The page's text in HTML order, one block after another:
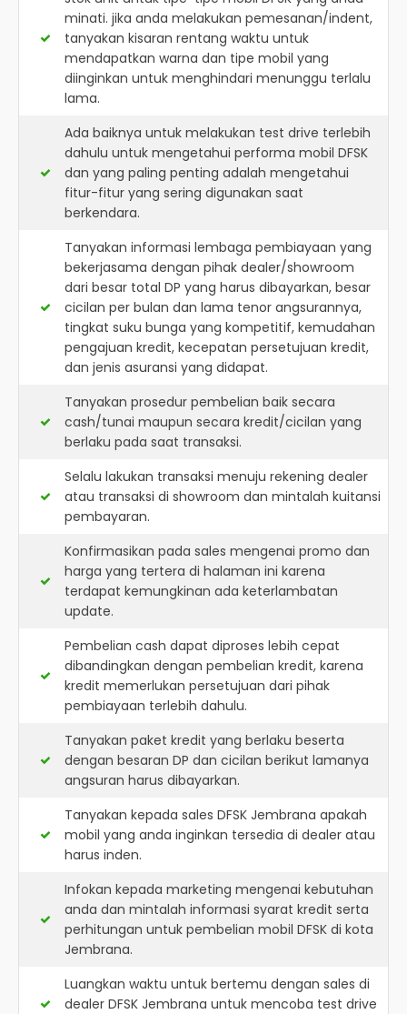
minati. jika anda melakukan pemesanan/indent,
tanyakan kisaran rentang waktu untuk
mendapatkan warna dan tipe mobil yang
diinginkan untuk menghindari menunggu terlalu
lama.
Ada baiknya untuk melakukan test drive terlebih
dahulu untuk mengetahui performa mobil DFSK
dan yang paling penting adalah mengetahui
fitur-fitur yang sering digunakan saat
berkendara.
Tanyakan informasi lembaga pembiayaan yang
bekerjasama dengan pihak dealer/showroom
dari besar total DP yang harus dibayarkan, besar
cicilan per bulan dan lama tenor angsurannya,
tingkat suku bunga yang kompetitif, kemudahan
pengajuan kredit, kecepatan persetujuan kredit,
dan jenis asuransi yang didapat.
Tanyakan prosedur pembelian baik secara
cash/tunai maupun secara kredit/cicilan yang
berlaku pada saat transaksi.
Selalu lakukan transaksi menuju rekening dealer
atau transaksi di showroom dan mintalah kuitansi
pembayaran.
Konfirmasikan pada sales mengenai promo dan
harga yang tertera di halaman ini karena
terdapat kemungkinan ada keterlambatan
update.
Pembelian cash dapat diproses lebih cepat
dibandingkan dengan pembelian kredit, karena
kredit memerlukan persetujuan dari pihak
pembiayaan terlebih dahulu.
Tanyakan paket kredit yang berlaku beserta
dengan besaran DP dan cicilan berikut lamanya
angsuran harus dibayarkan.
Tanyakan kepada sales DFSK Jembrana apakah
mobil yang anda inginkan tersedia di dealer atau
harus inden.
Infokan kepada marketing mengenai kebutuhan
anda dan mintalah informasi syarat kredit serta
perhitungan untuk pembelian mobil DFSK di kota
Jembrana.
Luangkan waktu untuk bertemu dengan sales di
dealer DFSK Jembrana untuk mencoba test drive